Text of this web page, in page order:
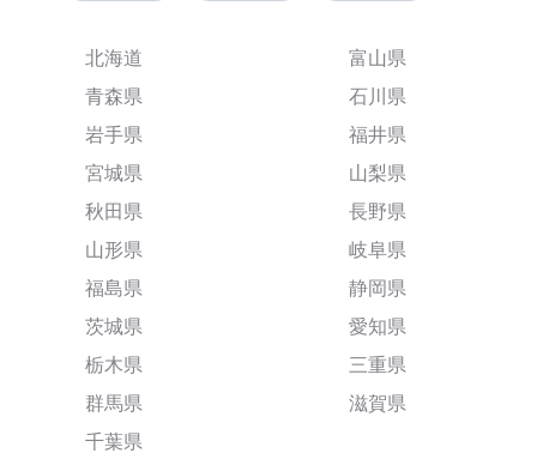
北海道
青森県
岩手県
宮城県
秋田県
山形県
福島県
茨城県
栃木県
群馬県
千葉県
富山県
石川県
福井県
山梨県
長野県
岐阜県
静岡県
愛知県
三重県
滋賀県